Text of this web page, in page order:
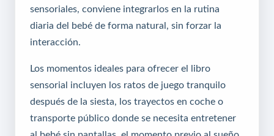
sensoriales, conviene integrarlos en la rutina
diaria del bebé de forma natural, sin forzar la
interacción.
Los momentos ideales para ofrecer el libro
sensorial incluyen los ratos de juego tranquilo
después de la siesta, los trayectos en coche o
transporte público donde se necesita entretener